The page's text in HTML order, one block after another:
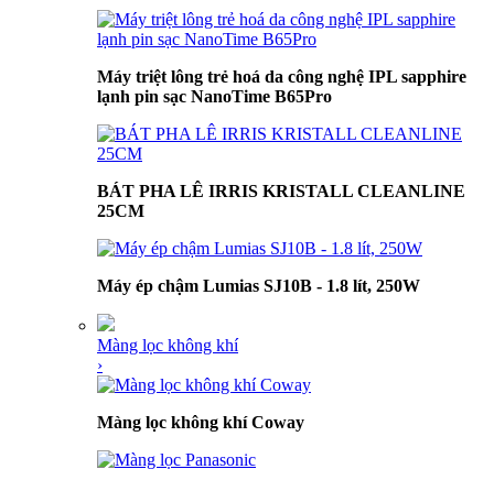
Máy triệt lông trẻ hoá da công nghệ IPL sapphire
lạnh pin sạc NanoTime B65Pro
BÁT PHA LÊ IRRIS KRISTALL CLEANLINE
25CM
Máy ép chậm Lumias SJ10B - 1.8 lít, 250W
Màng lọc không khí
›
Màng lọc không khí Coway